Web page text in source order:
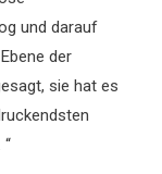
und darauf
der
sie hat es